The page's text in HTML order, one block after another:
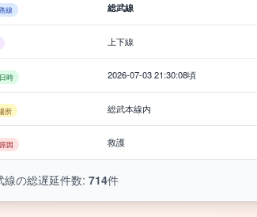
線 総武線
上下線
時 2026-07-03 21:30:08頃
所 総武本線内
因 救護
線の総遅延件数: 714件